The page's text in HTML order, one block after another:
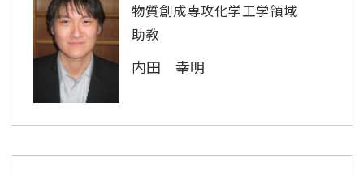
物質創成専攻化学工学領域
助教
内田 幸明